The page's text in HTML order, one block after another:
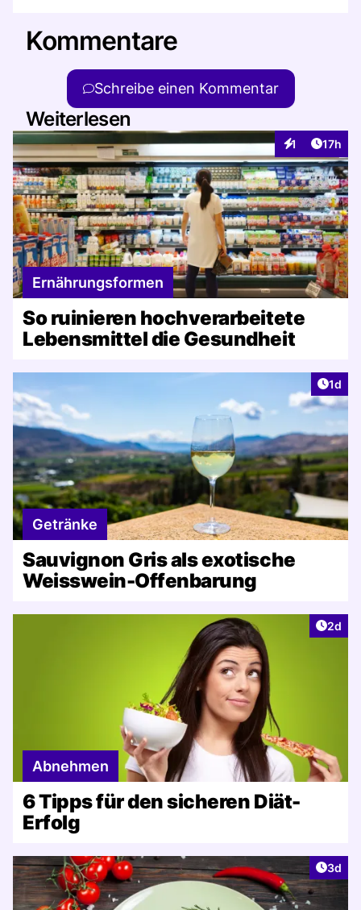
Kommentare
Schreibe einen Kommentar
Weiterlesen
1
Interaktionen
Artikel
17h
Ernährungsformen
So ruinieren hochverarbeitete
Lebensmittel die Gesundheit
1d
Getränke
Sauvignon Gris als exotische
Weisswein-Offenbarung
2d
Abnehmen
6 Tipps für den sicheren Diät-
Erfolg
3d